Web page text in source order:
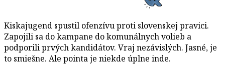
Kiskajugend spustil ofenzívu proti slovenskej pravici.
Zapojili sa do kampane do komunálnych volieb a
podporili prvých kandidátov. Vraj nezávislých. Jasné, je
to smiešne. Ale pointa je niekde úplne inde.